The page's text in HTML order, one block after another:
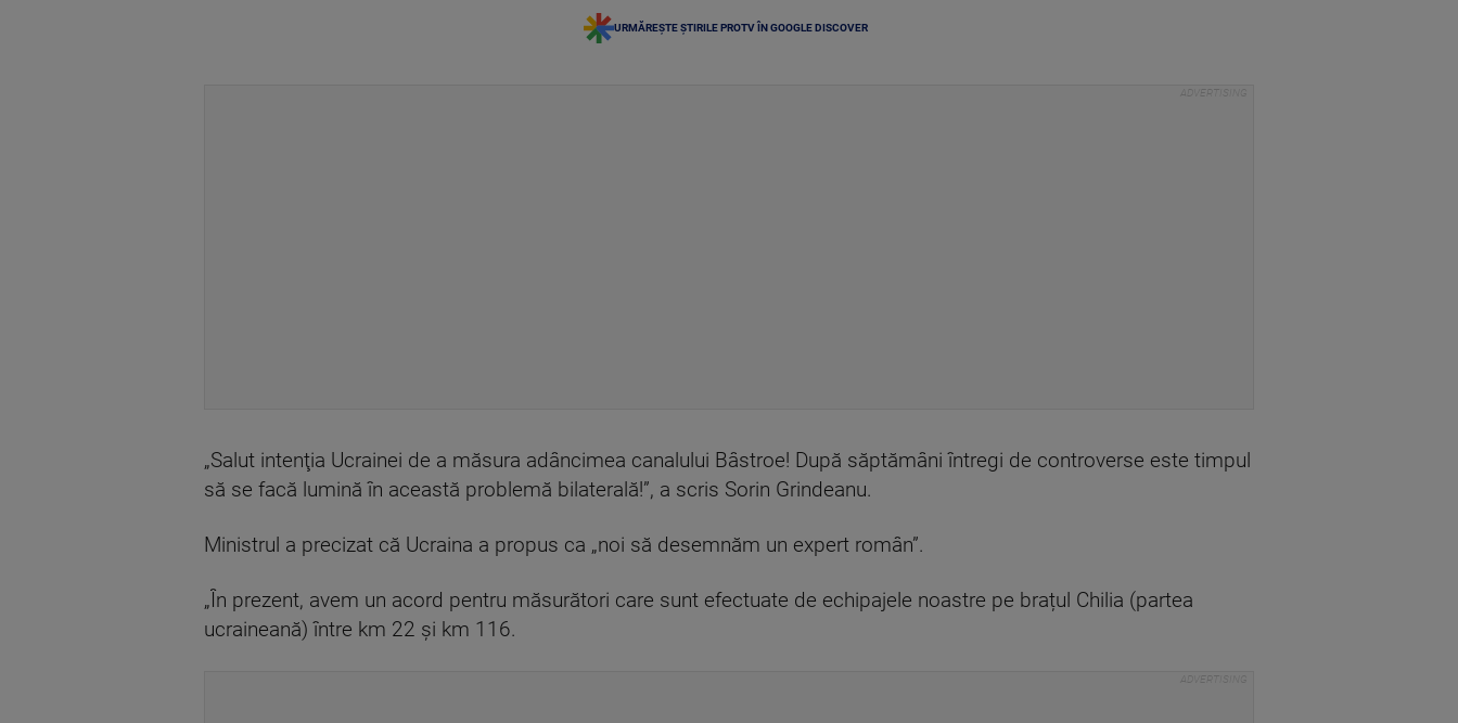
URMĂREȘTE ȘTIRILE PROTV ÎN GOOGLE DISCOVER
„Salut intenţia Ucrainei de a măsura adâncimea canalului Bâstroe! După săptămâni întregi de controverse este timpul
să se facă lumină în această problemă bilaterală!”, a scris Sorin Grindeanu.
Ministrul a precizat că Ucraina a propus ca „noi să desemnăm un expert român”.
„În prezent, avem un acord pentru măsurători care sunt efectuate de echipajele noastre pe brațul Chilia (partea
ucraineană) între km 22 și km 116.